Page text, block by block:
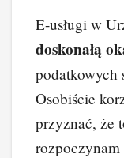
E-usługi w
doskonałą
podatkowych
Osobiście
przyznać, że
rozpoczynam